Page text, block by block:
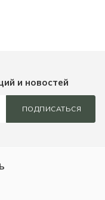
и новостей
ПОДПИСАТЬСЯ